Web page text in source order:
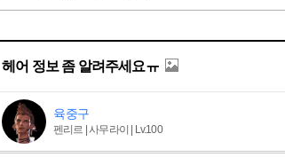
헤어 정보 좀 알려주세요ㅠ
육중구
펜리르 | 사무라이 | Lv.100